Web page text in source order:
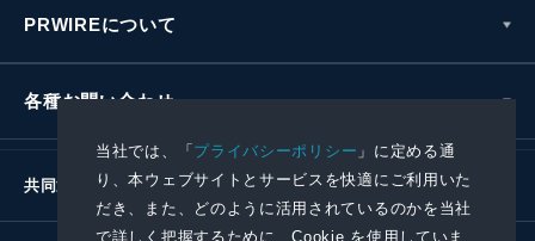
当社では、「プライバシーポリシー 」に定める通
り、本ウェブサイトとサービスを快適にご利用いた
だき、また、どのように活用されているのかを当社
で詳しく把握するために、Cookie を使用していま
PRWIREについて
各種お問い合わせ
共同通信社グループ